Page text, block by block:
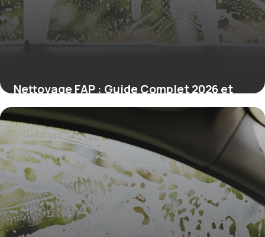
Nettoyage FAP : Guide Complet 2026 et
Prix
8 juillet 2026